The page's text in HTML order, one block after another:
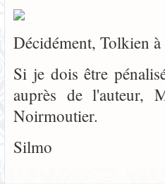
Décidément, Tolkien
Si je dois être
auprès de l'auteur,
Noirmoutier.
Silmo